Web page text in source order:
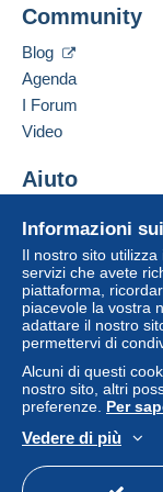
Condizioni di
Tutti i
Delcampe. In
possibile
credito/debito
saldo. Non si
bonifico
L'acquirente
Delcampe nella
Un pagamento
pagamento
Contattare il
Informazioni
Il nostro sito
servizi che avete
piattaforma,
piacevole la vostra
adattare il nostro
permettervi di
Alcuni di questi
nostro sito, altri
preferenze. Per
Vedere di più
Community
Blog
Agenda
I Forum
Video
Aiuto
Acquistare su
Vendere su
Un sito sicuro